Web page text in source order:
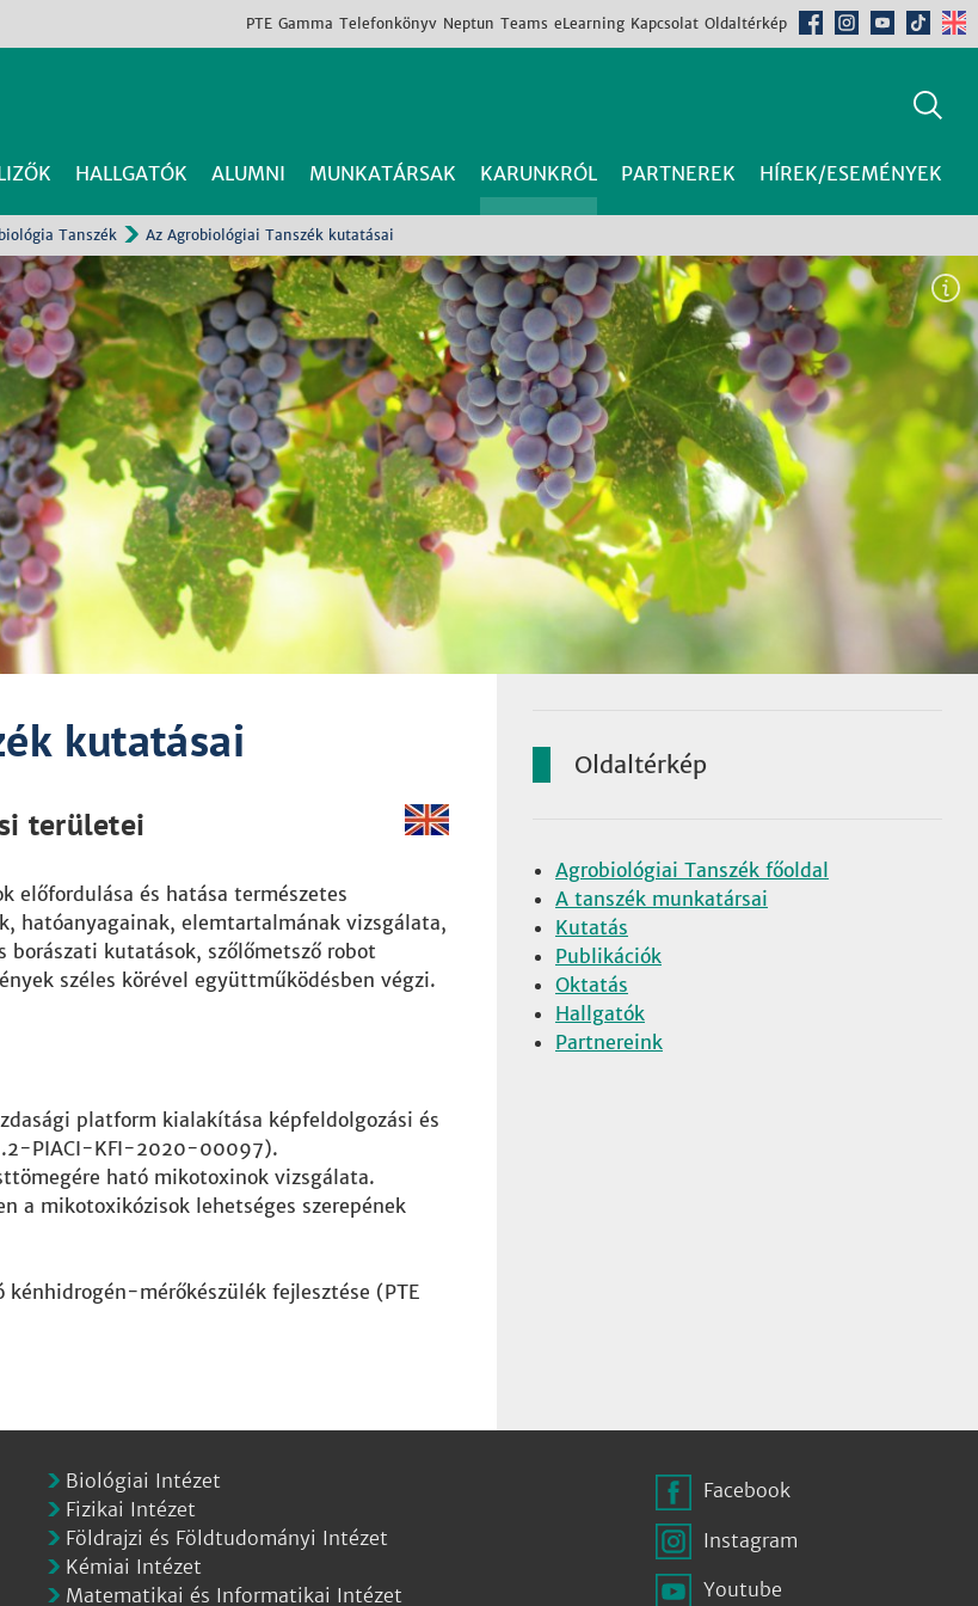
PTE Gamma Telefonkönyv Neptun Teams eLearning Kapcsolat Oldaltérkép
HALLGATÓK ALUMNI MUNKATÁRSAK KARUNKRÓL PARTNEREK HÍREK/ESEMÉNYEK
Tanszék Az Agrobiológiai Tanszék kutatásai
kutatásai
területei
és hatása természetes
hatóanyagainak, elemtartalmának vizsgálata,
kutatások, szőlőmetsző robot
széles körével együttműködésben végzi.
platform kialakítása képfeldolgozási és
PIACI-KFI-2020-00097).
ható mikotoxinok vizsgálata.
a mikotoxikózisok lehetséges szerepének
mérőkészülék fejlesztése (PTE
Oldaltérkép
Agrobiológiai Tanszék főoldal
A tanszék munkatársai
Kutatás
Publikációk
Oktatás
Hallgatók
Partnereink
Biológiai Intézet
Fizikai Intézet
Földrajzi és Földtudományi Intézet
Kémiai Intézet
Matematikai és Informatikai Intézet
Facebook
Instagram
Youtube